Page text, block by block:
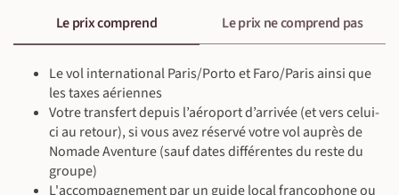
Le prix comprend Le prix ne comprend pas
Le vol international Paris/Porto et Faro/Paris ainsi que
les taxes aériennes
Votre transfert depuis l’aéroport d’arrivée (et vers celui-
ci au retour), si vous avez réservé votre vol auprès de
Nomade Aventure (sauf dates différentes du reste du
groupe)
L'accompagnement par un guide local francophone ou